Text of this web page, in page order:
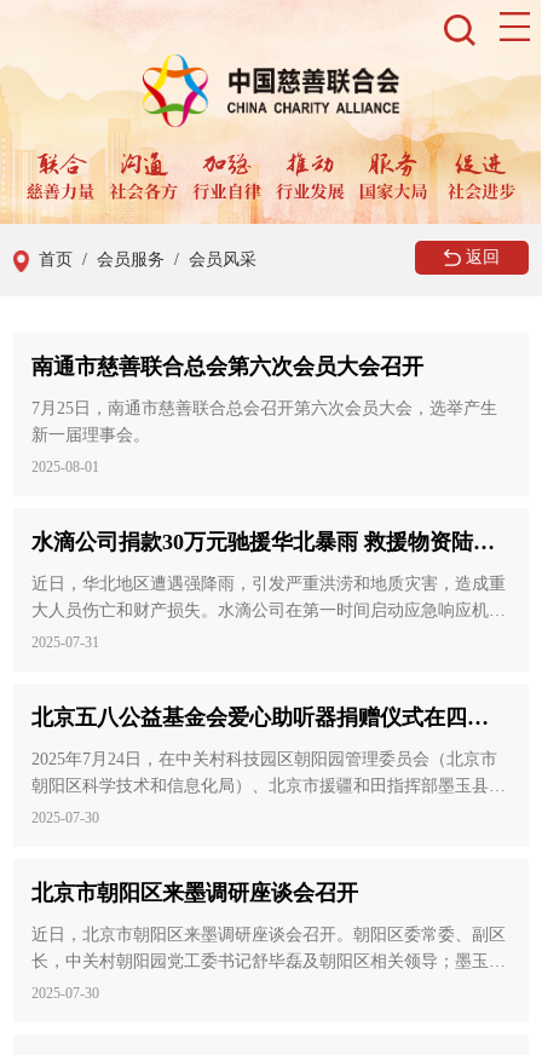
首页 / 会员服务 / 会员风采 返回
南通市慈善联合总会第六次会员大会召开
7月25日，南通市慈善联合总会召开第六次会员大会，选举产生
新一届理事会。
2025-08-01
水滴公司捐款30万元驰援华北暴雨 救援物资陆续
送达
近日，华北地区遭遇强降雨，引发严重洪涝和地质灾害，造成重
大人员伤亡和财产损失。水滴公司在第一时间启动应急响应机
制，向北京光彩公益基金会捐赠30万元用于灾区援助，并协调内
2025-07-31
北京五八公益基金会爱心助听器捐赠仪式在四十
七团举行
2025年7月24日，在中关村科技园区朝阳园管理委员会（北京市
朝阳区科学技术和信息化局）、北京市援疆和田指挥部墨玉县工
作队的指导支持下，北京五八公益基金会联合北京爱尔公益基金
2025-07-30
北京市朝阳区来墨调研座谈会召开
近日，北京市朝阳区来墨调研座谈会召开。朝阳区委常委、副区
长，中关村朝阳园党工委书记舒毕磊及朝阳区相关领导；墨玉县
委书记孔德建及相关县领导、部门主要负责人；北京市援和墨玉
2025-07-30